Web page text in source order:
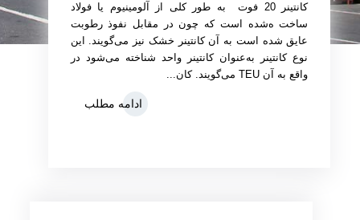
کانتینر 20 فوت به‌ طور کلی از آلومینیوم یا فولاد
ساخت ه‌شده است که چون در مقابل نفوذ رطوبت
عایق شده است به آن کانتینر خشک نیز می‌گویند. این
نوع کانتینر به‌عنوان کانتینر واحد شناخته می‌شود در
واقع به آن TEU می‌گویند. کان...
ادامه مطلب